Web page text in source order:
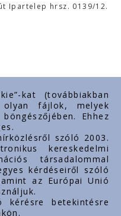
Ipartelep hrsz. 0139/12.
kat (továbbiakban
olyan fájlok, melyek
Ehhez
szóló 2003.
kereskedelmi
társadalommal
kérdéseiről szóló
az Európai Unió
kérésre betekintésre